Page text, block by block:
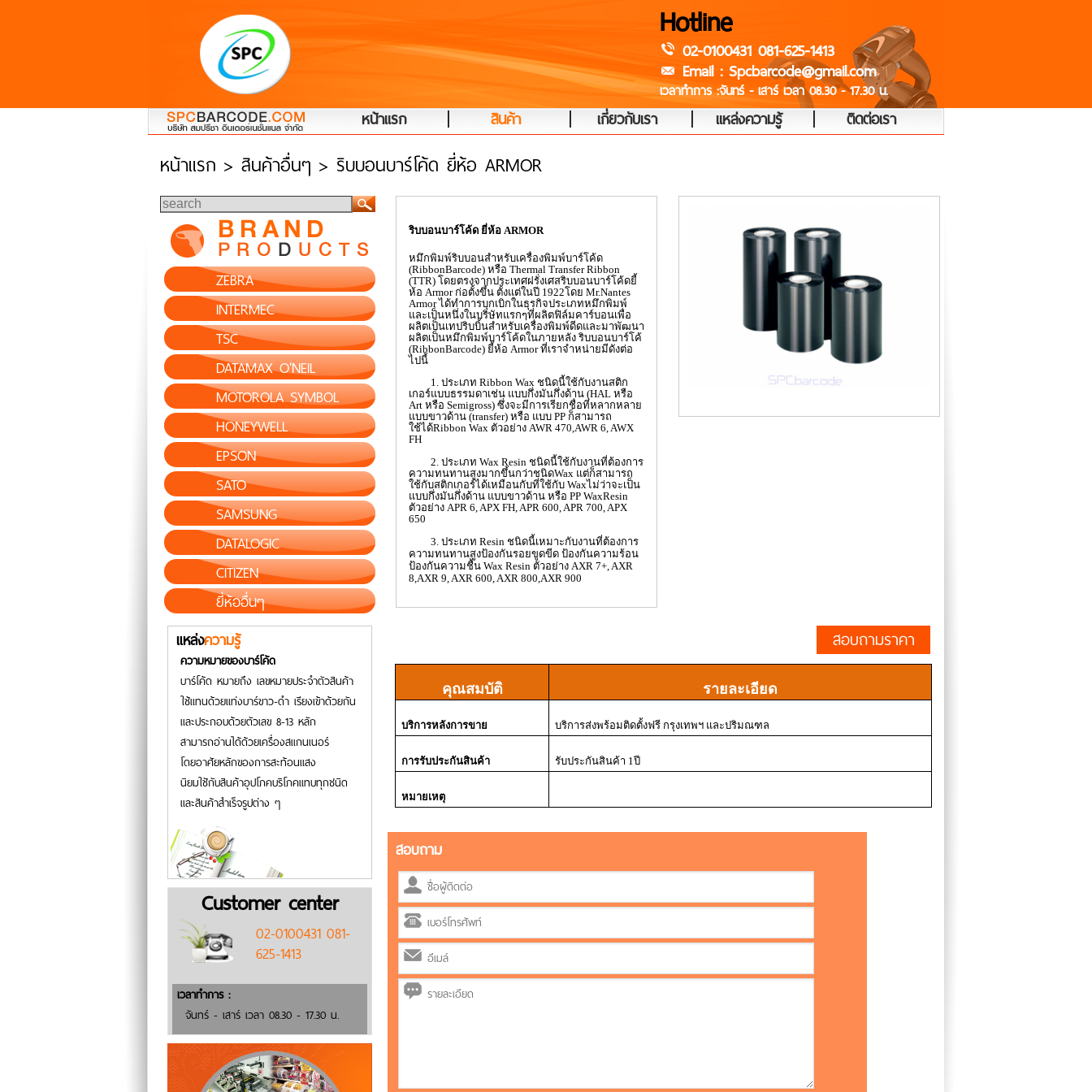
Hotline
02-0100431 081-625-1413
Email : Spcbarcode@gmail.com
เวลาทำการ :จันทร์ - เสาร์ เวลา 08.30 - 17.30 น.
หน้าแรก | สินค้า | เกี่ยวกับเรา | แหล่งความรู้ | ติดต่อเรา
หน้าแรก > สินค้าอื่นๆ > ริบบอนบาร์โค้ด ยี่ห้อ ARMOR
ZEBRA
INTERMEC
TSC
DATAMAX O'NEIL
MOTOROLA SYMBOL
HONEYWELL
EPSON
SATO
SAMSUNG
DATALOGIC
CITIZEN
ยี่ห้ออื่นๆ
แหล่งความรู้
ความหมายของบาร์โค้ด
บาร์โค้ด หมายถึง เลขหมายประจำตัวสินค้า
ใช้แทนด้วยแท่งบาร์ขาว-ดำ เรียงเข้าด้วยกัน
และประกอบด้วยตัวเลข 8-13 หลัก
สามารถอ่านได้ด้วยเครื่องสแกนเนอร์
โดยอาศัยหลักของการสะท้อนแสง
นิยมใชักับสินค้าอุปโภคบริโภคแทบทุกชนิด
และสินค้าสำเร็จรูปต่าง ๆ
Customer center
02-0100431 081-
625-1413
เวลาทำการ :
จันทร์ - เสาร์ เวลา 08.30 - 17.30 น.
ริบบอนบาร์โค้ด ยี่ห้อ ARMOR
หมึกพิมพ์ริบบอนสำหรับเครื่องพิมพ์บาร์โค้ด
(RibbonBarcode) หรือ Thermal Transfer Ribbon
(TTR) โดยตรงจากประเทศฝรั่งเศสริบบอนบาร์โค้ดยี้
ห้อ Armor ก่อตั้งขึ้น ตั้งแต่ในปี 1922โดย Mr.Nantes
Armorได้ทำการบุกเบิกในธุรกิจประเภทหมึกพิมพ์
และเป็นหนึ่งในบริษัทแรกๆที่ผลิตฟิล์มคาร์บอนเพื่อ
ผลิตเป็นเทปริบบิ้นสำหรับเครื่องพิมพ์ดีดและมาพัฒนา
ผลิตเป็นหมึกพิมพ์บาร์โค้ดในภายหลัง ริบบอนบาร์โค้
(RibbonBarcode) ยี้ห้อ Armorที่เราจำหน่ายมีดังต่อ
ไปนี้
1. ประเภท Ribbon Wax ชนิดนี้ใช้กับงานสติก
เกอร์แบบธรรมดาเช่น แบบกึ่งมันกึ่งด้าน (HAL หรือ
Art หรือ Semigross) ซึ่งจะมีการเรียกชื่อที่หลากหลาย
แบบขาวด้าน (transfer) หรือ แบบ PP ก็สามารถ
ใช้ได้Ribbon Wax ตัวอย่าง AWR 470,AWR 6, AWX
FH
2. ประเภท Wax Resin ชนิดนี้ใช้กับงานที่ต้องการ
ความทนทานสูงมากขึ้นกว่าชนิดWax แต่ก็สามารถ
ใช้กับสติกเกอร์ได้เหมือนกับที่ใช้กับ Waxไม่ว่าจะเป็น
แบบกึ่งมันกึ่งด้าน แบบขาวด้าน หรือ PP WaxResin
ตัวอย่าง APR 6 , APX FH, APR 600 , APR 700 , APX
650
3. ประเภท Resin ชนิดนี้เหมาะกับงานที่ต้องการ
ความทนทานสูงป้องกันรอยขูดขีด ป้องกันความร้อน
ป้องกันความชื้น Wax Resin ตัวอย่าง AXR 7+ , AXR
8 ,AXR 9 , AXR 600 , AXR 800 ,AXR 900
สอบถามราคา
คุณสมบัติ รายละเอียด
บริการหลังการขาย บริการส่งพร้อมติดตั้งฟรี กรุงเทพฯ และปริมณฑล
การรับประกันสินค้า รับประกันสินค้า 1ปี
หมายเหตุ
สอบถาม